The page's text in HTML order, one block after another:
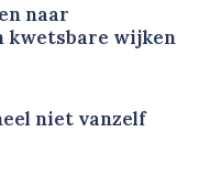
naar
kwetsbare wijken
niet vanzelf